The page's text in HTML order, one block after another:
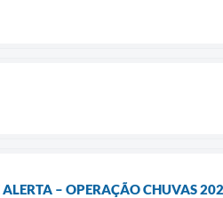
– OPERAÇÃO CHUVAS